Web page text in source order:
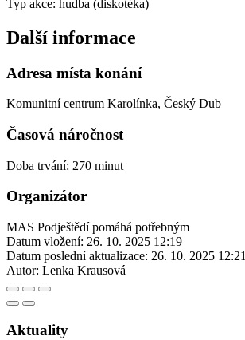
Typ akce: hudba (diskotéka)
Další informace
Adresa místa konání
Komunitní centrum Karolínka, Český Dub
Časová náročnost
Doba trvání: 270 minut
Organizátor
MAS Podještědí pomáhá potřebným
Datum vložení: 26. 10. 2025 12:19
Datum poslední aktualizace: 26. 10. 2025 12:21
Autor: Lenka Krausová
Aktuality